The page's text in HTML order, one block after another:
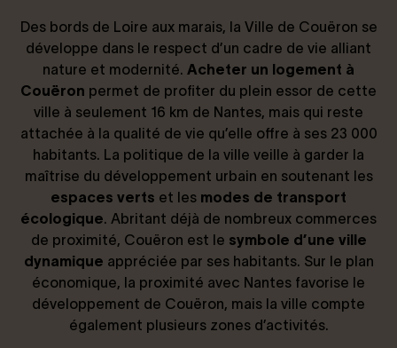
Connexion / Inscription
Espace Bailleur / Locataire
Des bords de Loire aux marais, la Ville de Couëron se
développe dans le respect d’un cadre de vie alliant
nature et modernité. Acheter un logement à
Couëron permet de profiter du plein essor de cette
ville à seulement 16 km de Nantes, mais qui reste
attachée à la qualité de vie qu’elle offre à ses 23 000
habitants. La politique de la ville veille à garder la
maîtrise du développement urbain en soutenant les
espaces verts et les modes de transport
écologique. Abritant déjà de nombreux commerces
de proximité, Couëron est le symbole d’une ville
dynamique appréciée par ses habitants. Sur le plan
économique, la proximité avec Nantes favorise le
développement de Couëron, mais la ville compte
également plusieurs zones d’activités.